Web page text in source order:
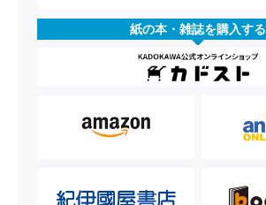
紙の本・雑誌を購入する